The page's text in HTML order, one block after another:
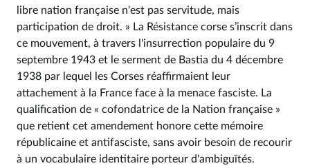
libre nation française n'est pas servitude, mais
participation de droit. » La Résistance corse s’inscrit dans
ce mouvement, à travers l'insurrection populaire du 9
septembre 1943 et le serment de Bastia du 4 décembre
1938 par lequel les Corses réaffirmaient leur
attachement à la France face à la menace fasciste. La
qualification de « cofondatrice de la Nation française »
que retient cet amendement honore cette mémoire
républicaine et antifasciste, sans avoir besoin de recourir
à un vocabulaire identitaire porteur d'ambiguïtés.